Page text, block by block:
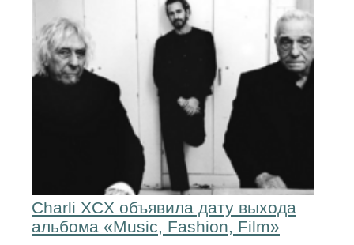
Charli XCX объявила дату выхода
альбома «Music, Fashion, Film»